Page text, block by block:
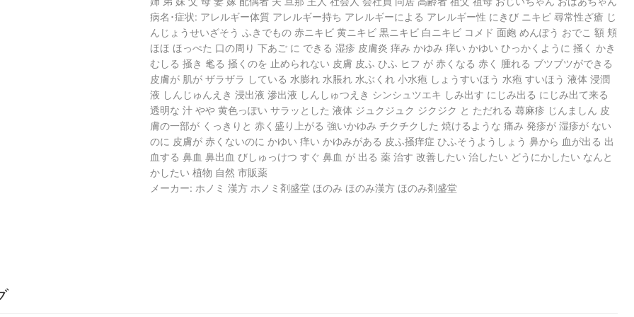
病名･症状: アレルギー体質 アレルギー持ち アレルギーによる アレルギー性 にきび ニキビ 尋常性ざ瘡 じ
んじょうせいざそう ふきでもの 赤ニキビ 黄ニキビ 黒ニキビ 白ニキビ コメド 面皰 めんぽう おでこ 額 頬
ほほ ほっぺた 口の周り 下あご に できる 湿疹 皮膚炎 痒み かゆみ 痒い かゆい ひっかくように 掻く かき
むしる 掻き 毟る 掻くのを 止められない 皮膚 皮ふ ひふ ヒフ が 赤くなる 赤く 腫れる ブツブツができる
皮膚が 肌が ザラザラ している 水膨れ 水脹れ 水ぶくれ 小水疱 しょうすいほう 水疱 すいほう 液体 浸潤
液 しんじゅんえき 浸出液 滲出液 しんしゅつえき シンシュツエキ しみ出す にじみ出る にじみ出て来る
透明な 汁 やや 黄色っぽい サラッとした 液体 ジュクジュク ジクジク と ただれる 蕁麻疹 じんましん 皮
膚の一部が くっきりと 赤く盛り上がる 強いかゆみ チクチクした 焼けるような 痛み 発疹が 湿疹が ない
のに 皮膚が 赤くないのに かゆい 痒い かゆみがある 皮ふ掻痒症 ひふそうようしょう 鼻から 血が出る 出
血する 鼻血 鼻出血 びしゅっけつ すぐ 鼻血 が 出る 薬 治す 改善したい 治したい どうにかしたい なんと
かしたい 植物 自然 市販薬
メーカー: ホノミ 漢方 ホノミ剤盛堂 ほのみ ほのみ漢方 ほのみ剤盛堂